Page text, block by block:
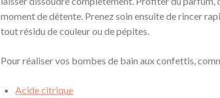
moment de détente. Prenez soin ensuite de rincer
tout résidu de couleur ou de pépites.
Pour réaliser vos bombes de bain aux confettis,
Acide citrique